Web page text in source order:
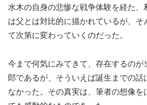
水木の自身の悲惨な戦争体験を経た
は父とは対比的に描かれているが、そ
て次第に変わっていくのだった。
今まで何気にみてきて、存在するのが
郎であるが、そういえば誕生までの話
なかった。その真実は、筆者の想像を